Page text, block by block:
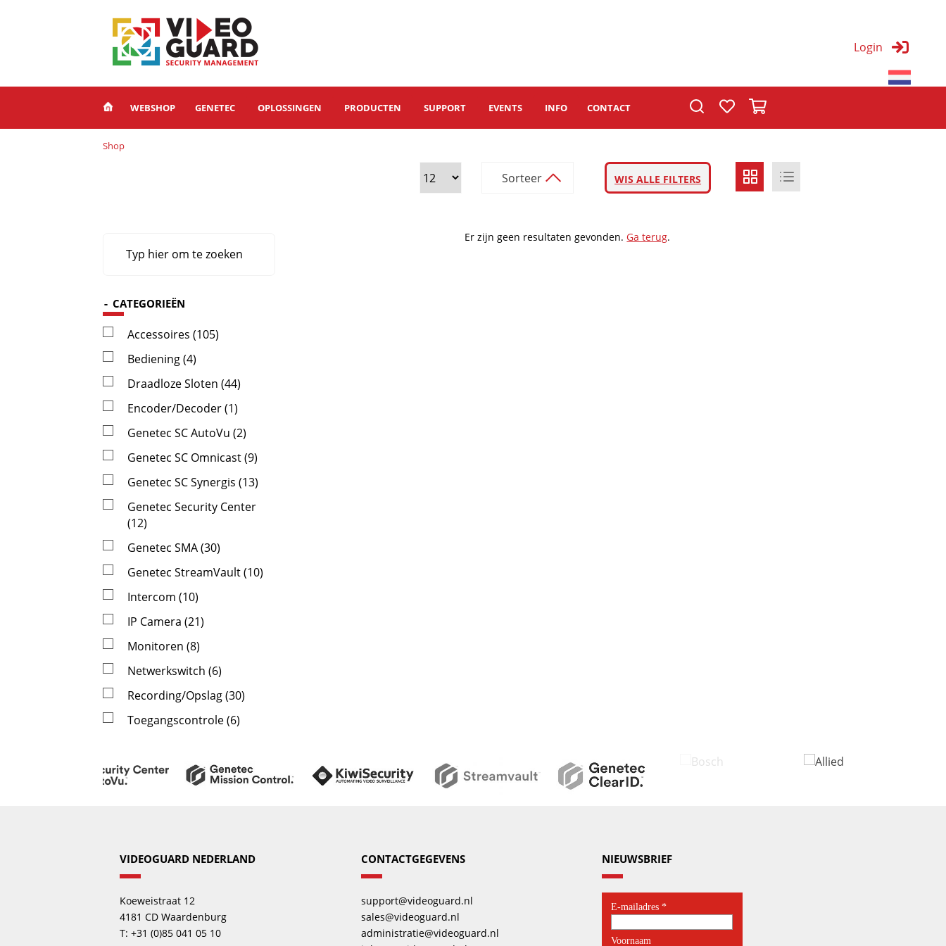
Login
WEBSHOP GENETEC OPLOSSINGEN PRODUCTEN SUPPORT EVENTS INFO CONTACT
Shop
Sorteer WIS ALLE FILTERS
CATEGORIEËN
Accessoires (105)
Bediening (4)
Draadloze Sloten (44)
Encoder/Decoder (1)
Genetec SC AutoVu (2)
Genetec SC Omnicast (9)
Genetec SC Synergis (13)
Genetec Security Center
(12)
Genetec SMA (30)
Genetec StreamVault (10)
Intercom (10)
IP Camera (21)
Monitoren (8)
Netwerkswitch (6)
Recording/Opslag (30)
Toegangscontrole (6)
Er zijn geen resultaten gevonden.Ga terug.
VIDEOGUARD NEDERLAND
Koeweistraat 12
4181 CD Waardenburg
T: +31 (0)85 041 05 10
CONTACTGEGEVENS
support@videoguard.nl
sales@videoguard.nl
administratie@videoguard.nl
NIEUWSBRIEF